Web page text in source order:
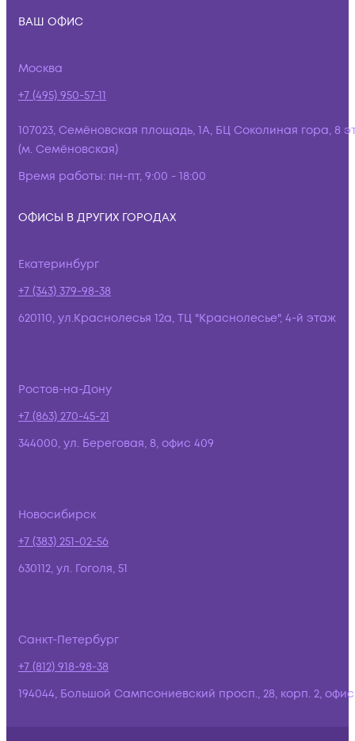
ВАШ ОФИС
Москва
+7 (495) 950-57-11
107023, Семёновская площадь, 1А, БЦ Соколиная гора, 8
(м. Семёновская)
Время работы: пн-пт, 9:00 - 18:00
ОФИСЫ В ДРУГИХ ГОРОДАХ
Екатеринбург
+7 (343) 379-98-38
620110, ул.Краснолесья 12а, ТЦ "Краснолесье", 4-й этаж
Ростов-на-Дону
+7 (863) 270-45-21
344000, ул. Береговая, 8, офис 409
Новосибирск
+7 (383) 251-02-56
630112, ул. Гоголя, 51
Санкт-Петербург
+7 (812) 918-98-38
194044, Большой Сампсониевский просп., 28, корп. 2,